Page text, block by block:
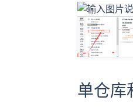
单仓库